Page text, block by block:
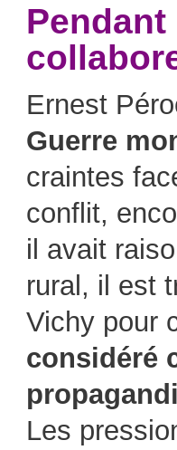
Ernest
Guerre
craintes
conflit,
il avait
rural, il est
Vichy pour
considéré
Les